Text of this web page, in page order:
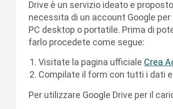
Drive è un servizio ideato e
necessita di un account Google
PC desktop o portatile. Prima di
farlo procedete come segue:
Visitate la pagina ufficiale Crea
Compilate il form con tutti i dati
Per utilizzare Google Drive per il